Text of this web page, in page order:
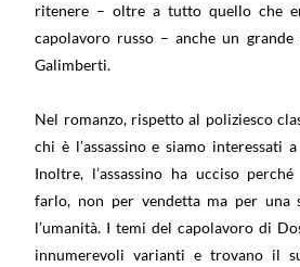
ritenere – oltre a tutto quello che
capolavoro russo – anche un
Galimberti.
Nel romanzo, rispetto al poliziesco
chi è l’assassino e siamo interessati
Inoltre, l’assassino ha ucciso
farlo, non per vendetta ma per una
l’umanità. I temi del capolavoro di
innumerevoli varianti e trovano il